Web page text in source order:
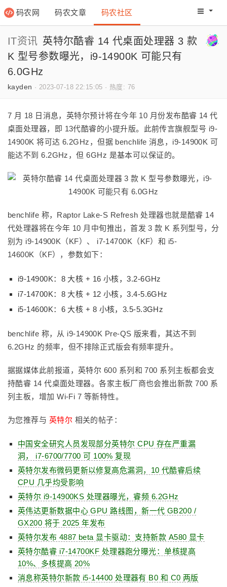
码农网 码农文章 码农社区 码农网
IT资讯 英特尔酷睿 14 代桌面处理器 3 款
K 型号参数曝光，i9-14900K 可能只有
6.0GHz
kayden · 2023-07-18 22:15:05 · 热度: 76
7 月 18 日消息，英特尔预计将在今年 10 月份发布酷睿 14 代
桌面处理器，即 13代酷睿的小提升版。此前传言旗舰型号 i9-
14900K 将可达 6.2GHz，但据 benchlife 消息，i9-14900K 可
能达不到 6.2GHz，但 6GHz 是基本可以保证的。
benchlife 称，Raptor Lake-S Refresh 处理器也就是酷睿 14
代处理器将在今年 10 月中旬推出，首发 3 款 K 系列型号，分
别为 i9-14900K（KF）、 i7-14700K（KF）和 i5-
14600K（KF），参数如下：
i9-14900K：8 大核 + 16 小核，3.2-6GHz
i7-14700K：8 大核 + 12 小核，3.4-5.6GHz
i5-14600K：6 大核 + 8 小核，3.5-5.3GHz
benchlife 称，从 i9-14900K Pre-QS 版来看，其达不到
6.2GHz 的频率，但不排除正式版会有频率提升。
据据媒体此前报道，英特尔 600 系列和 700 系列主板都会支
持酷睿 14 代桌面处理器。各家主板厂商也会推出新款 700 系
列主板，增加 Wi-Fi 7 等新特性。
为您推荐与 英特尔 相关的帖子：
中国安全研究人员发现部分英特尔 CPU 存在严重漏
洞， i7-6700/7700 可 100% 复现
英特尔发布微码更新以修复高危漏洞，10 代酷睿后续
CPU 几乎均受影响
英特尔 i9-14900KS 处理器曝光，睿频 6.2GHz
英伟达更新数据中心 GPU 路线图，新一代 GB200 /
GX200 将于 2025 年发布
英特尔发布 4887 beta 显卡驱动：支持新款 A580 显卡
英特尔酷睿 i7-14700KF 处理器跑分曝光：单核提高
10%、多核提高 20%
消息称英特尔新款 i5-14400 处理器有 B0 和 C0 两版